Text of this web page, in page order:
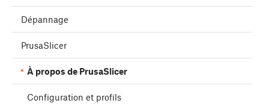
Dépannage
PrusaSlicer
À propos de PrusaSlicer
Configuration et profils